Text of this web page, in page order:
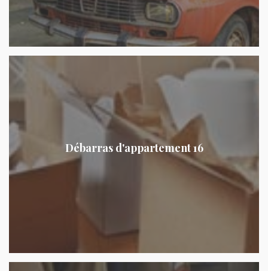
Débarras d'appartement 16